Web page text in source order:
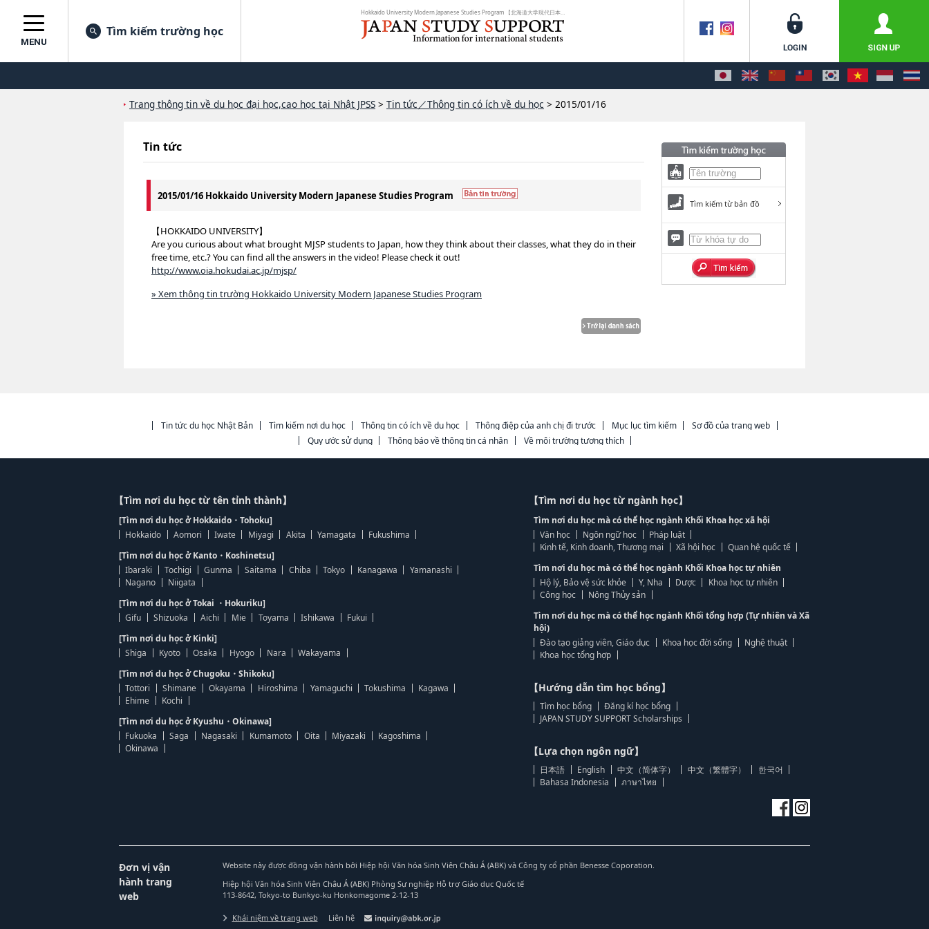
MENU
Tìm kiếm trường học
Trang thông tin về du học đại học,cao học tại Nhật JPSS > Tin tức／Thông tin có ích về du học > 2015/01/16
Tin tức
2015/01/16 Hokkaido University Modern Japanese Studies Program
【HOKKAIDO UNIVERSITY】
Are you curious about what brought MJSP students to Japan, how they think about their classes, what they do in their
free time, etc.? You can find all the answers in the video! Please check it out!
http://www.oia.hokudai.ac.jp/mjsp/
» Xem thông tin trường Hokkaido University Modern Japanese Studies Program
Tìm kiếm từ bản đồ
Tin tức du học Nhật Bản Tìm kiếm nơi du học Thông tin có ích về du học Thông điệp của anh chị đi trước Mục lục tìm kiếm
Sơ đồ của trang web
Quy ước sử dụng
Thông báo về thông tin cá nhân Về môi trường tương thích
【Tìm nơi du học từ tên tỉnh thành】
[Tìm nơi du học ở Hokkaido・Tohoku]
Hokkaido
Aomori Iwate Miyagi Akita Yamagata
Fukushima
[Tìm nơi du học ở Kanto・Koshinetsu]
Ibaraki
Tochigi Gunma Saitama Chiba Tokyo Kanagawa
Yamanashi
Nagano
Niigata
[Tìm nơi du học ở Tokai ・Hokuriku]
Gifu
Shizuoka Aichi Mie Toyama Ishikawa
Fukui
[Tìm nơi du học ở Kinki]
Shiga
Kyoto Osaka Hyogo Nara
Wakayama
[Tìm nơi du học ở Chugoku・Shikoku]
Tottori
Shimane Okayama Hiroshima Yamaguchi Tokushima
Kagawa
Ehime
Kochi
[Tìm nơi du học ở Kyushu・Okinawa]
Fukuoka
Saga Nagasaki Kumamoto Oita Miyazaki
Kagoshima
Okinawa
【Tìm nơi du học từ ngành học】
Tìm nơi du học mà có thể học ngành Khối Khoa học xã hội
Văn học
Ngôn ngữ học
Pháp luật
Kinh tế, Kinh doanh, Thương mại
Xã hội học
Quan hệ quốc tế
Tìm nơi du học mà có thể học ngành Khối Khoa học tự nhiên
Hộ lý, Bảo vệ sức khỏe
Y, Nha Dược
Khoa học tự nhiên
Công học
Nông Thủy sản
Tìm nơi du học mà có thể học ngành Khối tổng hợp (Tự nhiên và Xã
hội)
Đào tạo giảng viên, Giáo dục
Khoa học đời sống
Nghệ thuật
Khoa học tổng hợp
【Hướng dẫn tìm học bổng】
Tìm học bổng
Đăng kí học bổng
JAPAN STUDY SUPPORT Scholarships
【Lựa chọn ngôn ngữ】
日本語 English 中文（简体字） 中文（繁體字）
한국어
Bahasa Indonesia
ภาษาไทย
Đơn vị vận
hành trang
web
Website này được đồng vận hành bởi Hiệp hội Văn hóa Sinh Viên Châu Á (ABK) và Công ty cổ phần Benesse Coporation.
Hiệp hội Văn hóa Sinh Viên Châu Á (ABK) Phòng Sự nghiệp Hỗ trợ Giáo dục Quốc tế
113-8642, Tokyo-to Bunkyo-ku Honkomagome 2-12-13
Khái niệm về trang web Liên hệ